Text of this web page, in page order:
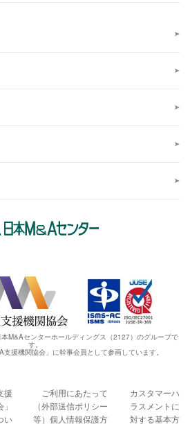
M&Aセンターホールディングス（2127）のグループで
す。
援機関協会」に幹事会員として参画しています。
援
い
ご利用にあたって
（外部送信ポリシー
等）個人情報保護方
カスタマーハ
ラスメントに
対する基本方